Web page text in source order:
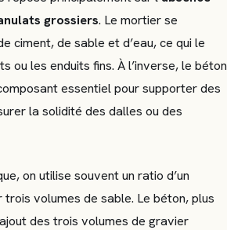
grossiers. Le mortier se
ciment, de sable et d’eau, ce qui le
ou les enduits fins. À l’inverse, le béton
essentiel pour supporter des
la solidité des dalles ou des
on utilise souvent un ratio d’un
volumes de sable. Le béton, plus
des trois volumes de gravier